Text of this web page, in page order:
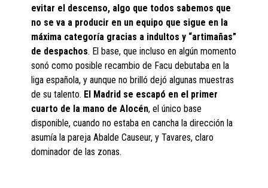
evitar el descenso, algo que todos sabemos que
no se va a producir en un equipo que sigue en la
máxima categoría gracias a indultos y “artimañas”
de despachos. El base, que incluso en algún momento
sonó como posible recambio de Facu debutaba en la
liga española, y aunque no brilló dejó algunas muestras
de su talento. El Madrid se escapó en el primer
cuarto de la mano de Alocén, el único base
disponible, cuando no estaba en cancha la dirección la
asumía la pareja Abalde Causeur, y Tavares, claro
dominador de las zonas.